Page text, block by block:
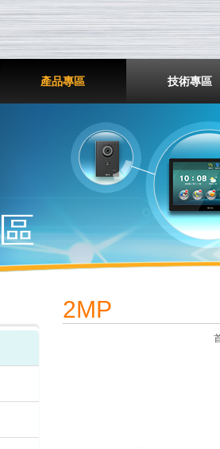
鎧鋒企業股份有限公司
產品專區 技術專區
2MP